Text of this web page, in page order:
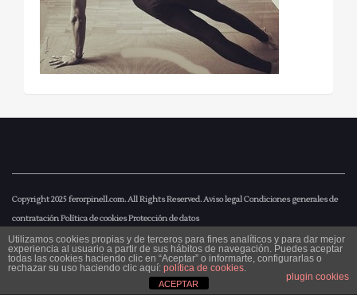
Copyright 2025ferorpinell.com. All Rights Reserved.Aviso legalCondiciones generales de
contrataciónPolítica de cookiesProtección de datos
Utilizamos cookies propias y de terceros para fines analíticos y para dar mejor
experiencia al usuario a partir de sus hábitos de navegación. Puedes aceptar
todas las cookies haciendo clic en “Aceptar” o informarte, configurarlas o
rechazar su uso haciendo clic aquí: política de cookies.
plugin cookies
ACEPTAR